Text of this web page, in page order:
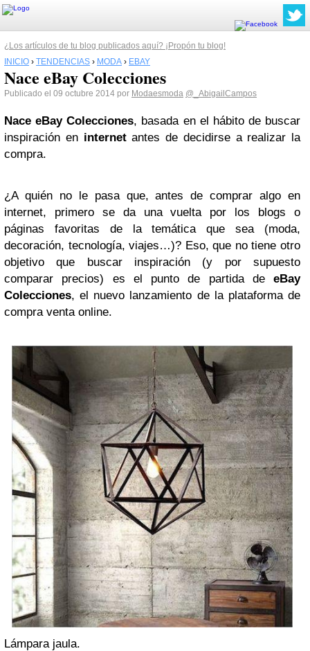
¿Los artículos de tu blog publicados aquí? ¡Propón tu blog!
INICIO › TENDENCIAS › MODA › EBAY
Nace eBay Colecciones
Publicado el 09 octubre 2014 por Modaesmoda @_AbigailCampos
NaceeBayColecciones, basada en el hábito de buscar
inspiración en internetantes de decidirse a realizar la
compra.
¿A quién no le pasa que, antes de comprar algo en
internet, primero se da una vuelta por los blogs o
páginas favoritas de la temática que sea (moda,
decoración, tecnología, viajes…)? Eso, que no tiene otro
objetivo que buscar inspiración (y por supuesto
comparar precios) es el punto de partida de eBay
Colecciones, el nuevo lanzamiento de la plataforma de
compra venta online.
Lámpara jaula.